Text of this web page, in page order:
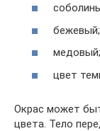
бежевый;
медовый;
цвет
Окрас может
цвета. Тело